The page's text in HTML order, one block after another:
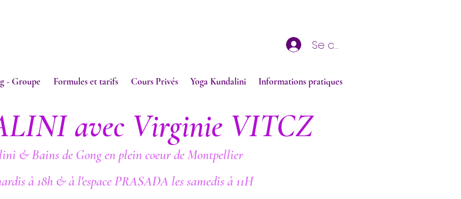
- Groupe Formules et tarifs Cours Privés Yoga Kundalini Informations pratiques
Se connecter
avec Virginie VITCZ
& Bains de Gong en plein coeur de Montpellier
à 18h & à l'espace PRASADA les samedis à 11H